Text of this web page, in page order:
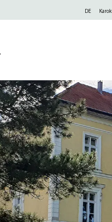
DE Karok